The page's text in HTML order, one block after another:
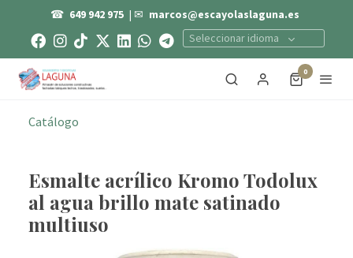
☎ 649 942 975 | ✉ marcos@escayolaslaguna.es
Seleccionar idioma
0
Catálogo
Esmalte acrílico Kromo Todolux
al agua brillo mate satinado
multiuso